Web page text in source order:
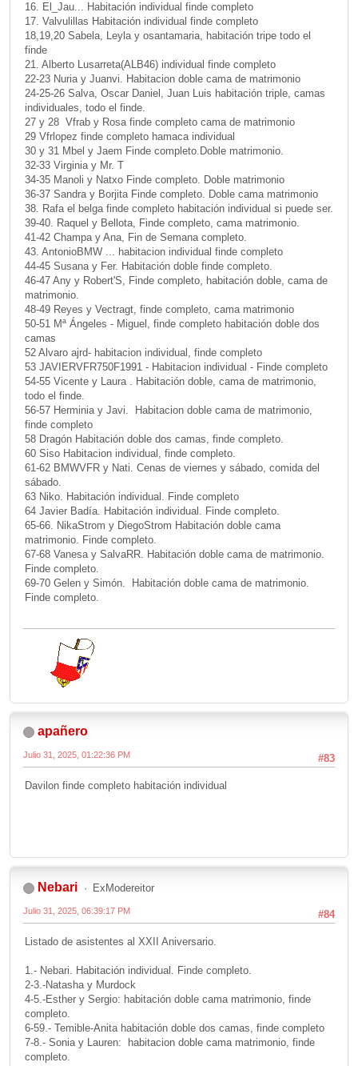
16. El_Jau... Habitación individual finde completo
17. Valvulillas Habitación individual finde completo
18,19,20 Sabela, Leyla y osantamaria, habitación tripe todo el
finde
21. Alberto Lusarreta(ALB46) individual finde completo
22-23 Nuria y Juanvi. Habitacion doble cama de matrimonio
24-25-26 Salva, Oscar Daniel, Juan Luis habitación triple, camas
individuales, todo el finde.
27 y 28 Vfrab y Rosa finde completo cama de matrimonio
29 Vfrlopez finde completo hamaca individual
30 y 31 Mbel y Jaem Finde completo.Doble matrimonio.
32-33 Virginia y Mr. T
34-35 Manoli y Natxo Finde completo. Doble matrimonio
36-37 Sandra y Borjita Finde completo. Doble cama matrimonio
38. Rafa el belga finde completo habitación individual si puede ser.
39-40. Raquel y Bellota, Finde completo, cama matrimonio.
41-42 Champa y Ana, Fin de Semana completo.
43. AntonioBMW ... habitacion individual finde completo
44-45 Susana y Fer. Habitación doble finde completo.
46-47 Any y Robert'S, Finde completo, habitación doble, cama de
matrimonio.
48-49 Reyes y Vectragt, finde completo, cama matrimonio
50-51 Mª Ángeles - Miguel, finde completo habitación doble dos
camas
52 Alvaro ajrd- habitacion individual, finde completo
53 JAVIERVFR750F1991 - Habitacion individual - Finde completo
54-55 Vicente y Laura . Habitación doble, cama de matrimonio,
todo el finde.
56-57 Herminia y Javi. Habitacion doble cama de matrimonio,
finde completo
58 Dragón Habitación doble dos camas, finde completo.
60 Siso Habitacion individual, finde completo.
61-62 BMWVFR y Nati. Cenas de viernes y sábado, comida del
sábado.
63 Niko. Habitación individual. Finde completo
64 Javier Badía. Habitación individual. Finde completo.
65-66. NikaStrom y DiegoStrom Habitación doble cama
matrimonio. Finde completo.
67-68 Vanesa y SalvaRR. Habitación doble cama de matrimonio.
Finde completo.
69-70 Gelen y Simón. Habitación doble cama de matrimonio.
Finde completo.
apañero
#83
Julio 31, 2025, 01:22:36 PM
Davilon finde completo habitación individual
Nebari ExModereitor
#84
Julio 31, 2025, 06:39:17 PM
Listado de asistentes al XXII Aniversario.
1.- Nebari. Habitación individual. Finde completo.
2-3.-Natasha y Murdock
4-5.-Esther y Sergio: habitación doble cama matrimonio, finde
completo.
6-59.- Temible-Anita habitación doble dos camas, finde completo
7-8.- Sonia y Lauren: habitacion doble cama matrimonio, finde
completo.